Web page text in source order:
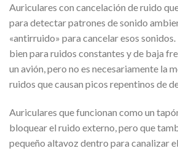
Auriculares con cancelación de ruido
para detectar patrones de sonido
«antirruido» para cancelar esos
bien para ruidos constantes y de baja
un avión, pero no es necesariamente la
ruidos que causan picos repentinos de
Auriculares que funcionan como un
bloquear el ruido externo, pero que
pequeño altavoz dentro para canalizar